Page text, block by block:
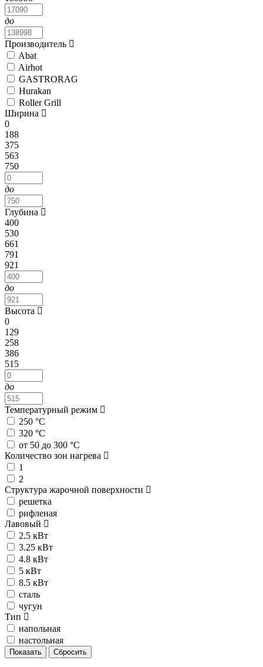
до
Производитель
Abat
Airhot
GASTRORAG
Hurakan
Roller Grill
Ширина
0
188
375
563
750
до
Глубина
400
530
661
791
921
до
Высота
0
129
258
386
515
до
Температурный режим
250 °С
320 °С
от 50 до 300 °С
Количество зон нагрева
1
2
Структура жарочной поверхности
решетка
рифленая
Лавовый
2.5 кВт
3.25 кВт
4.8 кВт
5 кВт
8.5 кВт
сталь
чугун
Тип
напольная
настольная